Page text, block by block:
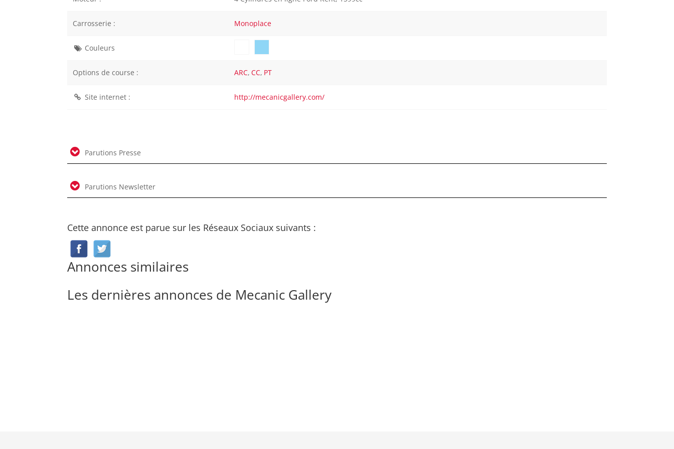
Carrosserie : Monoplace
Couleurs
Options de course : ARC, CC, PT
Site internet : http://mecanicgallery.com/
Parutions Presse
Parutions Newsletter
Cette annonce est parue sur les Réseaux Sociaux suivants :
Annonces similaires
Les dernières annonces de Mecanic Gallery